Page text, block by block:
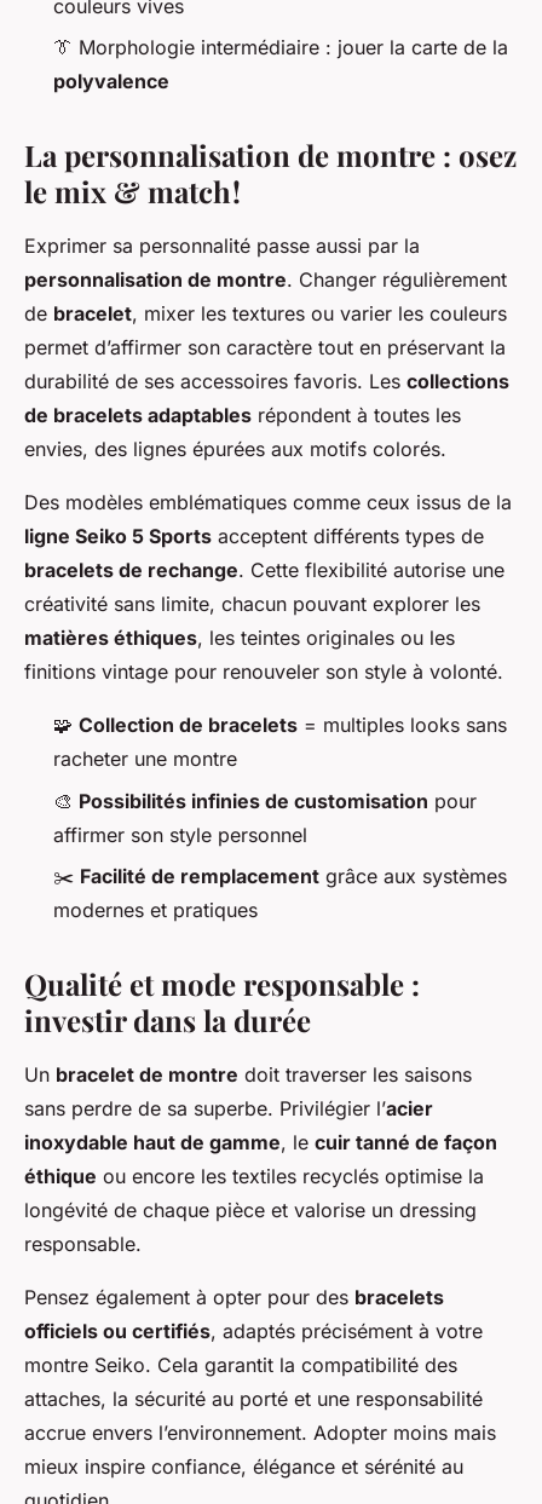
couleurs vives
👔 Morphologie intermédiaire : jouer la carte de la
polyvalence
La personnalisation de montre : osez
le mix & match !
Exprimer sa personnalité passe aussi par la
personnalisation de montre. Changer régulièrement
de bracelet, mixer les textures ou varier les couleurs
permet d’affirmer son caractère tout en préservant la
durabilité de ses accessoires favoris. Les collections
de bracelets adaptables répondent à toutes les
envies, des lignes épurées aux motifs colorés.
Des modèles emblématiques comme ceux issus de la
ligne Seiko 5 Sports acceptent différents types de
bracelets de rechange. Cette flexibilité autorise une
créativité sans limite, chacun pouvant explorer les
matières éthiques, les teintes originales ou les
finitions vintage pour renouveler son style à volonté.
🧩 Collection de bracelets = multiples looks sans
racheter une montre
🎨 Possibilités infinies de customisation pour
affirmer son style personnel
✂️ Facilité de remplacement grâce aux systèmes
modernes et pratiques
Qualité et mode responsable :
investir dans la durée
Un bracelet de montre doit traverser les saisons
sans perdre de sa superbe. Privilégier l’acier
inoxydable haut de gamme, le cuir tanné de façon
éthique ou encore les textiles recyclés optimise la
longévité de chaque pièce et valorise un dressing
responsable.
Pensez également à opter pour des bracelets
officiels ou certifiés, adaptés précisément à votre
montre Seiko. Cela garantit la compatibilité des
attaches, la sécurité au porté et une responsabilité
accrue envers l’environnement. Adopter moins mais
mieux inspire confiance, élégance et sérénité au